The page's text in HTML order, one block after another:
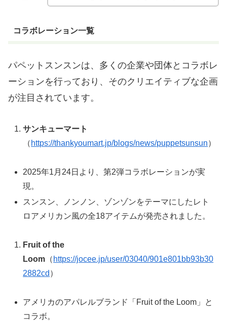
コラボレーション一覧
パペットスンスンは、多くの企業や団体とコラボレ
ーションを行っており、そのクリエイティブな企画
が注目されています。
サンキューマート
（ https://thankyoumart.jp/blogs/news/puppetsunsun）
2025年1月24日より、第2弾コラボレーションが実
現。
スンスン、ノンノン、ゾンゾンをテーマにしたレト
ロアメリカン風の全18アイテムが発売されました。
Fruit of the
Loom （ https://jocee.jp/user/03040/901e801bb93b30
2882cd ）
アメリカのアパレルブランド「Fruit of the Loom」と
コラボ。